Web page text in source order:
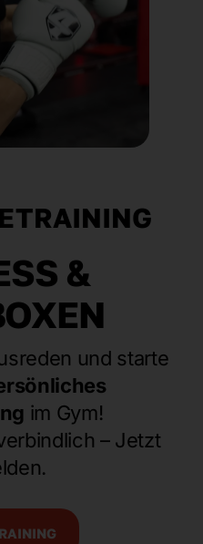
&
und starte
im Gym!
– Jetzt